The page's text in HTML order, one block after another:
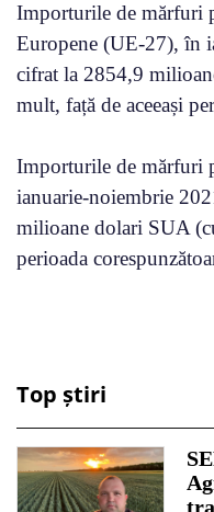
Importurile de mărfuri
Europene (UE-27), în
cifrat la 2854,9
mult, față de aceeași
Importurile de mărfuri
ianuarie-noiembrie
milioane dolari SUA
perioada
Top știri